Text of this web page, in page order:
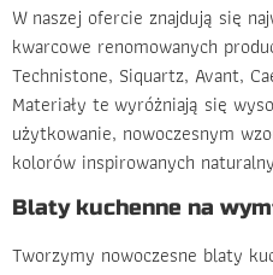
W naszej ofercie znajdują się
kwarcowe renomowanych
Technistone, Siquartz, Avant,
Materiały te wyróżniają się
użytkowanie, nowoczesnym
kolorów inspirowanych
Blaty kuchenne na
Tworzymy nowoczesne blaty